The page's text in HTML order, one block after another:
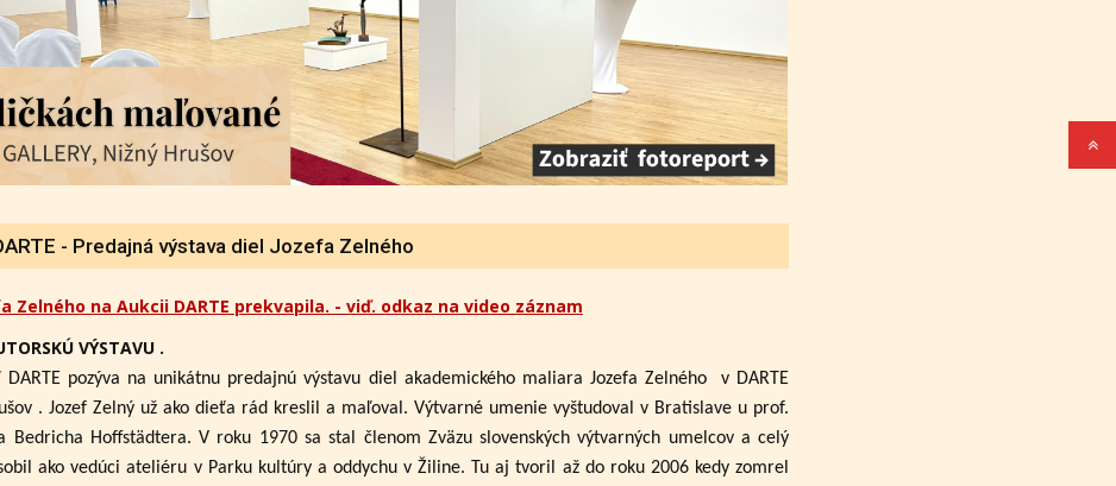
- Predajná výstava diel Jozefa Zelného
Zelného na Aukcii DARTE prekvapila. - viď. odkaz na video záznam
VÝSTAVU .
DARTE pozýva na unikátnu predajnú výstavu diel akademického maliara Jozefa Zelného
v DARTE
. Jozef Zelný už ako dieťa rád kreslil a maľoval. Výtvarné umenie vyštudoval v Bratislave u prof.
Bedricha Hoffstädtera. V roku 1970 sa stal členom Zväzu slovenských výtvarných umelcov a celý
ako vedúci ateliéru v Parku kultúry a oddychu v Žiline. Tu aj tvoril až do roku 2006 kedy zomrel